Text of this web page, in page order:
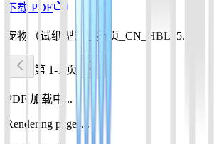
下载 PDF
宠物（试纸型）_3折页_CN_HBL15.pdf
第 1-1 页
PDF 加载中...
Rendering pages...